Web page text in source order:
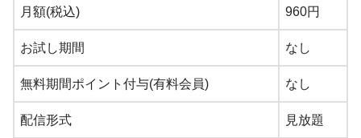
月額(税込) 960円
お試し期間 なし
無料期間ポイント付与(有料会員) なし
配信形式 見放題